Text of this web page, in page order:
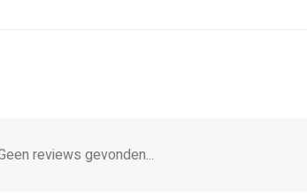
reviews gevonden...